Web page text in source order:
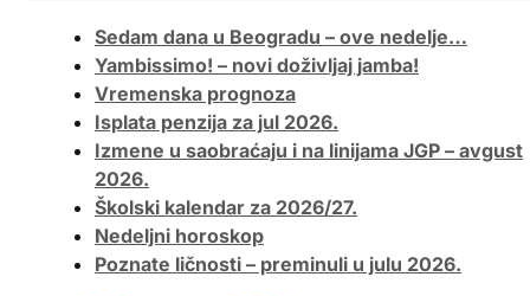
Sedam dana u Beogradu – ove nedelje…
Yambissimo! – novi doživljaj jamba!
Vremenska prognoza
Isplata penzija za jul 2026.
Izmene u saobraćaju i na linijama JGP – avgust
2026.
Školski kalendar za 2026/27.
Nedeljni horoskop
Poznate ličnosti – preminuli u julu 2026.